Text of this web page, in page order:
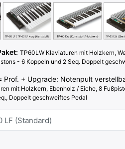
TP60LW Klaviaturen mit Holzkern,
- 6 Koppeln und 2 Seq. Doppelt
Prof. + Upgrade: Notenpult
mit Holzkern, Ebenholz / Eiche, 8
Doppelt geschweiftes Pedal